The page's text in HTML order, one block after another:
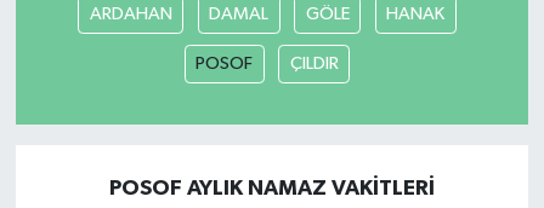
ARDAHAN DAMAL GÖLE HANAK
POSOF ÇILDIR
POSOF AYLIK NAMAZ VAKITLERI